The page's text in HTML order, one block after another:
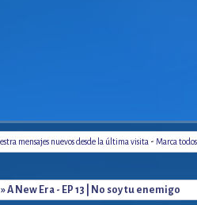
mensajes nuevos desde la última visita - Marca
» A New Era - EP 13 | No soy tu enemigo